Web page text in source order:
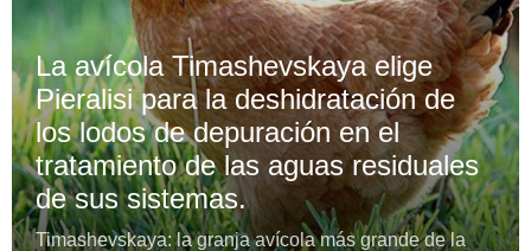
La avícola Timashevskaya elige
Pieralisi para la deshidratación de
los lodos de depuración en el
tratamiento de las aguas residuales
de sus sistemas.
Timashevskaya: la granja avícola más grande de la